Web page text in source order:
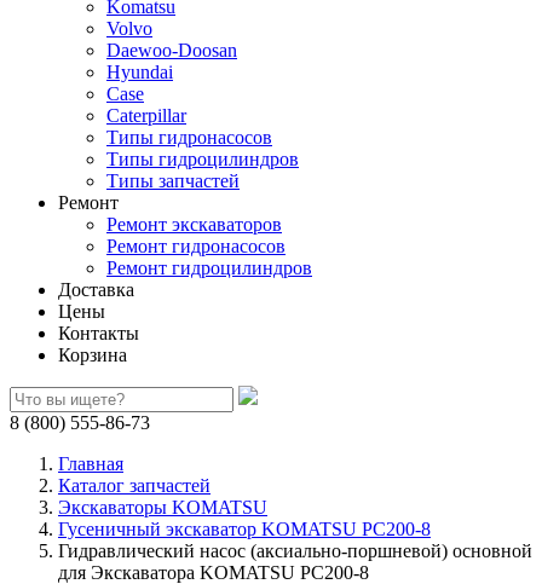
Komatsu
Volvo
Daewoo-Doosan
Hyundai
Case
Caterpillar
Типы гидронасосов
Типы гидроцилиндров
Типы запчастей
Ремонт
Ремонт экскаваторов
Ремонт гидронасосов
Ремонт гидроцилиндров
Доставка
Цены
Контакты
Корзина
8 (800) 555-86-73
Главная
Каталог запчастей
Экскаваторы KOMATSU
Гусеничный экскаватор KOMATSU PC200-8
Гидравлический насос (аксиально-поршневой) основной
для Экскаватора KOMATSU PC200-8